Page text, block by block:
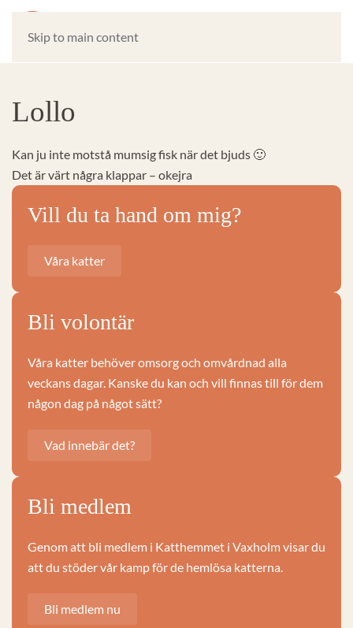
Skip to main content
Lollo
Kan ju inte motstå mumsig fisk när det bjuds 🙂
Det är värt några klappar – okejra
Vill du ta hand om mig?
Våra katter
Bli volontär
Våra katter behöver omsorg och omvårdnad alla
veckans dagar. Kanske du kan och vill finnas till för dem
någon dag på något sätt?
Vad innebär det?
Bli medlem
Genom att bli medlem i Katthemmet i Vaxholm visar du
att du stöder vår kamp för de hemlösa katterna.
Bli medlem nu